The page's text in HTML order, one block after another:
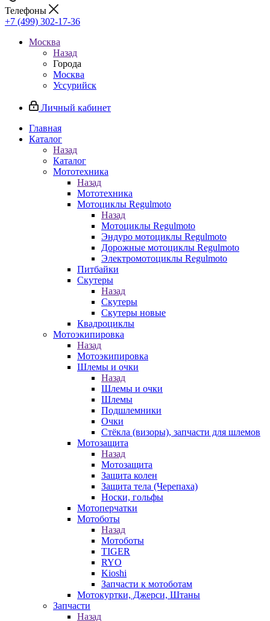
Телефоны
+7 (499) 302-17-36
Москва
Назад
Города
Москва
Уссурийск
Личный кабинет
Главная
Каталог
Назад
Каталог
Мототехника
Назад
Мототехника
Мотоциклы Regulmoto
Назад
Мотоциклы Regulmoto
Эндуро мотоциклы Regulmoto
Дорожные мотоциклы Regulmoto
Электромотоциклы Regulmoto
Питбайки
Скутеры
Назад
Скутеры
Скутеры новые
Квадроциклы
Мотоэкипировка
Назад
Мотоэкипировка
Шлемы и очки
Назад
Шлемы и очки
Шлемы
Подшлемники
Очки
Стёкла (визоры), запчасти для шлемов
Мотозащита
Назад
Мотозащита
Защита колен
Защита тела (Черепаха)
Носки, гольфы
Мотоперчатки
Мотоботы
Назад
Мотоботы
TIGER
RYO
Kioshi
Запчасти к мотоботам
Мотокуртки, Джерси, Штаны
Запчасти
Назад